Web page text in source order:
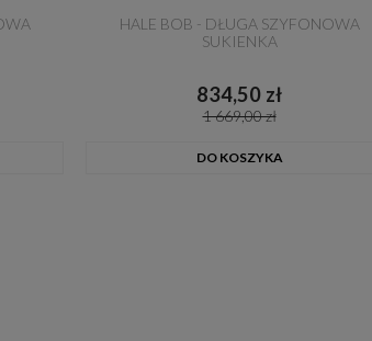
HALE BOB - DŁUGA SZYFONOWA
SUKIENKA
834,50 zł
1 669,00 zł
DO KOSZYKA